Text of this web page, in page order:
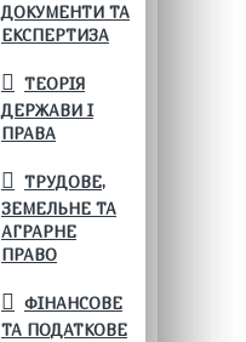
ДОКУМЕНТИ ТА
ЕКСПЕРТИЗА
ТЕОРІЯ
ДЕРЖАВИ І
ПРАВА
ТРУДОВЕ,
ЗЕМЕЛЬНЕ ТА
АГРАРНЕ
ПРАВО
ФІНАНСОВЕ
ТА ПОДАТКОВЕ